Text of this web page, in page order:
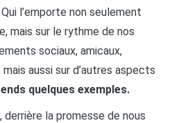
l’emporte non seulement
mais sur le rythme de nos
sociaux, amicaux,
aussi sur d’autres aspects
quelques exemples.
derrière la promesse de nous